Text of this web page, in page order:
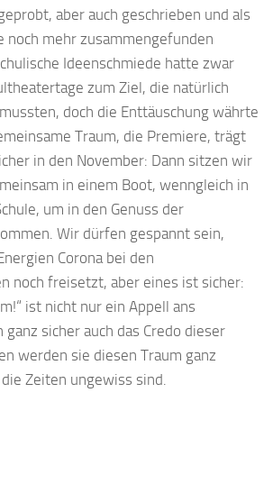
aber auch geschrieben und als
noch mehr zusammengefunden
Ideenschmiede hatte zwar
zum Ziel, die natürlich
doch die Enttäuschung währte
Traum, die Premiere, trägt
in den November: Dann sitzen wir
in einem Boot, wenngleich in
um in den Genuss der
Wir dürfen gespannt sein,
Corona bei den
noch freisetzt, aber eines ist sicher:
ist nicht nur ein Appell ans
sicher auch das Credo dieser
werden sie diesen Traum ganz
Zeiten ungewiss sind.